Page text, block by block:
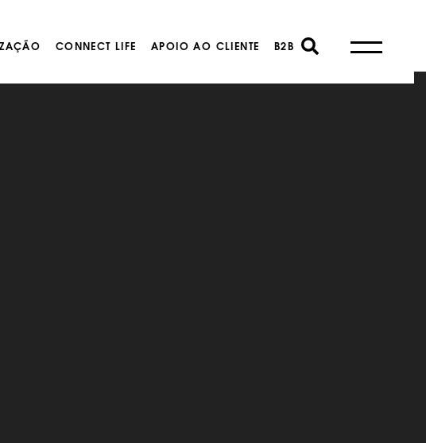
CONNECT LIFE APOIO AO CLIENTE B2B